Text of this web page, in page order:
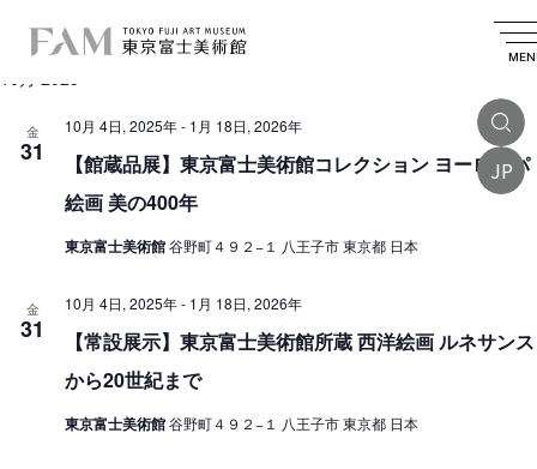
JP
ン
ト
ト
を
ナ
リ
ス
表
示
2025.10.31 - 2026.06.22
を
10月 2025
金
31
【館蔵品展】東京富士美術館コレクション ヨーロッパ
絵画 美の400年
10月 4日, 2025年- 1月 18日, 2026年
東京富士美術館谷野町４９２−１ 八王子市 東京都 日本
金
31
【常設展示】東京富士美術館所蔵 西洋絵画 ルネサンス
から20世紀まで
10月 4日, 2025年- 1月 18日, 2026年
東京富士美術館谷野町４９２−１ 八王子市 東京都 日本